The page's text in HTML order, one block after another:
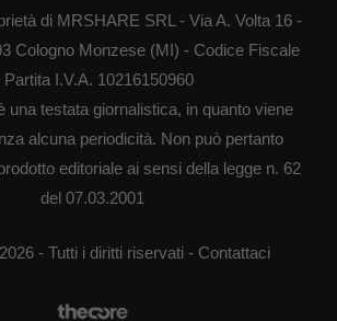
di MRSHARE SRL - Via A. Volta 16 -
Cologno Monzese (MI) - Codice Fiscale
Partita I.V.A. 10216150960
una testata giornalistica, in quanto viene
alcuna periodicità. Non può pertanto
editoriale ai sensi della legge n. 62
del 07.03.2001
- Tutti i diritti riservati - Contattaci